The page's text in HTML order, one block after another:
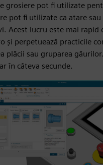
grosiere pot fi utilizate
pot fi utilizate ca atare
Acest lucru este mai rapid
și perpetuează practicile
plăcii sau gruparea
în câteva secunde.